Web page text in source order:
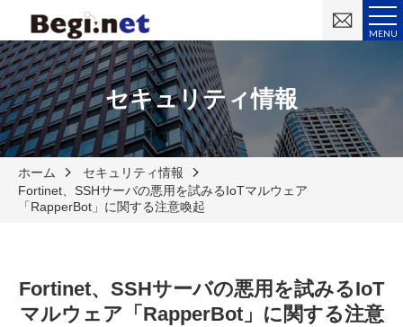
MENU
い
セキュリティ情報
ホーム
セキュリティ情報
Fortinet、SSHサーバの悪用を試みるIoTマルウェア
「RapperBot」に関する注意喚起
Fortinet、SSHサーバの悪用を試みるIoT
マルウェア「RapperBot」に関する注意